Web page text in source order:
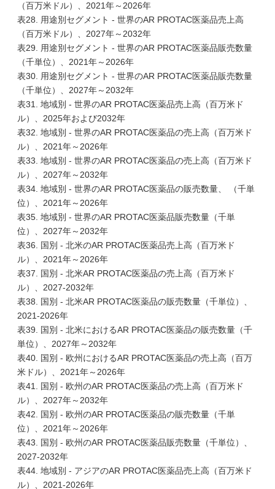
（百万米ドル）、2021年～2026年
表28. 用途別セグメント - 世界のAR PROTAC医薬品売上高
（百万米ドル）、2027年～2032年
表29. 用途別セグメント - 世界のAR PROTAC医薬品販売数量
（千単位）、2021年～2026年
表30. 用途別セグメント - 世界のAR PROTAC医薬品販売数量
（千単位）、2027年～2032年
表31. 地域別 - 世界のAR PROTAC医薬品売上高（百万米ド
ル）、2025年および2032年
表32. 地域別 - 世界のAR PROTAC医薬品の売上高（百万米ド
ル）、2021年～2026年
表33. 地域別 - 世界のAR PROTAC医薬品の売上高（百万米ド
ル）、2027年～2032年
表34. 地域別 - 世界のAR PROTAC医薬品の販売数量、 （千単
位）、2021年～2026年
表35. 地域別 - 世界のAR PROTAC医薬品販売数量（千単
位）、2027年～2032年
表36. 国別 - 北米のAR PROTAC医薬品売上高（百万米ド
ル）、2021年～2026年
表37. 国別 - 北米AR PROTAC医薬品の売上高（百万米ド
ル）、2027-2032年
表38. 国別 - 北米AR PROTAC医薬品の販売数量（千単位）、
2021-2026年
表39. 国別 - 北米におけるAR PROTAC医薬品の販売数量（千
単位）、2027年～2032年
表40. 国別 - 欧州におけるAR PROTAC医薬品の売上高（百万
米ドル）、2021年～2026年
表41. 国別 - 欧州のAR PROTAC医薬品の売上高（百万米ド
ル）、2027年～2032年
表42. 国別 - 欧州のAR PROTAC医薬品の販売数量（千単
位）、2021年～2026年
表43. 国別 - 欧州のAR PROTAC医薬品販売数量（千単位）、
2027-2032年
表44. 地域別 - アジアのAR PROTAC医薬品売上高（百万米ド
ル）、2021-2026年